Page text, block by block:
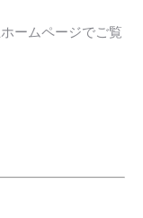
ームページでご覧